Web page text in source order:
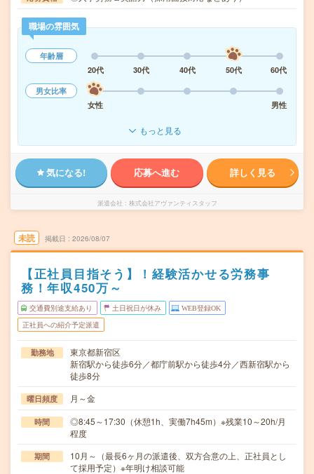
職場の雰囲気
年齢層
20代
30代 40代 50代
60代
男女比率
女性
男性
もっと見る
気になる! 応募へ進む 詳しく見る
派遣会社 株式会社アヴァンティスタッフ
未読 掲載日 2026/08/07
【正社員目指そう】！経験活かせる労務事
務！年収450万～
交通費別途支給あり 土日祝日が休み WEB登録OK
正社員への紹介予定派遣
勤務地
東京都新宿区
新宿駅から徒歩6分／都庁前駅から徒歩4分／西新宿駅から
徒歩8分
曜日頻度 月～金
時間
◎8:45～17:30（休憩1h、実働7h45m）※残業10～20h/月
程度
期間
10月～（最長6ヶ月の派遣後、双方合意の上、正社員とし
て採用予定）※年明け相談可能